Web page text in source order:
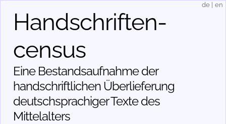
Handschriften­
census
Eine Bestandsaufnahme der
handschriftlichen Über­lieferung
deutschsprachiger Texte des
Mittelalters
de en